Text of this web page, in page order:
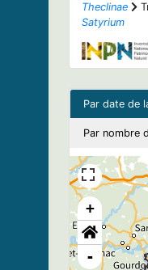
Theclinae
Satyrium
Par date de
Par nombre
+
-